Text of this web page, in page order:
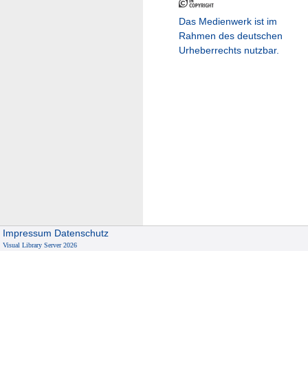
Das Medienwerk ist im
Rahmen des deutschen
Urheberrechts nutzbar.
Impressum Datenschutz
Visual Library Server 2026